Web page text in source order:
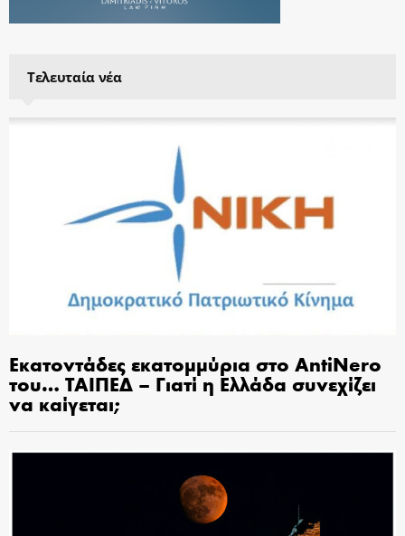
Τελευταία νέα
Εκατοντάδες εκατομμύρια στο AntiNero
του… ΤΑΙΠΕΔ – Γιατί η Ελλάδα συνεχίζει
να καίγεται;